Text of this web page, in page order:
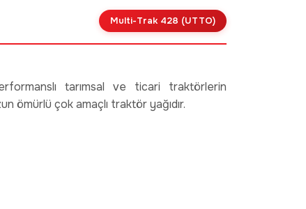
Multi-Trak 428 (UTTO)
tarımsal ve ticari traktörlerin
ömürlü çok amaçlı traktör yağıdır.